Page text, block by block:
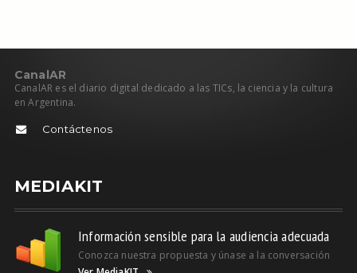
CanalAR
CanalAR es el diario digital dedicado a las TICs, la ciencia y la cultura
en Argentina.
Contáctenos
MEDIAKIT
Información sensible para la audiencia adecuada
Conozca nuestra propuesta y únase a la conversación